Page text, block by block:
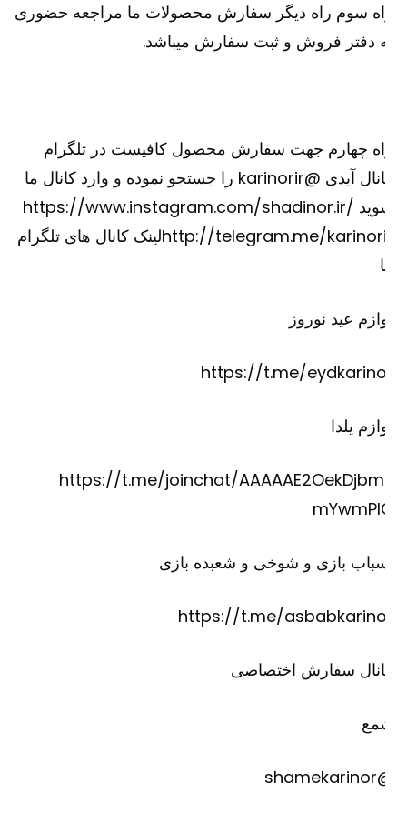
سوم راه دیگر سفارش محصولات ما مراجعه حضوری
دفتر فروش و ثبت سفارش میباشد.
چهارم جهت سفارش محصول کافیست در تلگرام
کانال آیدی @karinorir را جستجو نموده و وارد کانال ما
شوید https://www.instagram.com/shadinor.ir/
http://telegram.me/karinorirلینک کانال های تلگرام
عید نوروز
https://t.me/
یلدا
https://t.me/joinchat/
بازی و شوخی و شعبده بازی
https://t.me/
سفارش اختصاصی